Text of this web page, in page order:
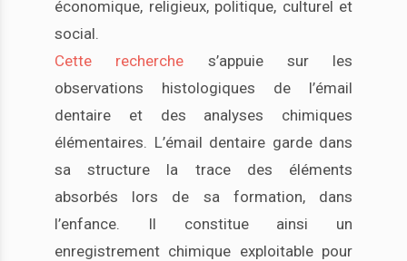
économique, religieux, politique, culturel et
social.
Cette recherche s’appuie sur les
observations histologiques de l’émail
dentaire et des analyses chimiques
élémentaires. L’émail dentaire garde dans
sa structure la trace des éléments
absorbés lors de sa formation, dans
l’enfance. Il constitue ainsi un
enregistrement chimique exploitable pour